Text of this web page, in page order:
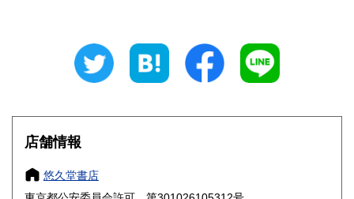
430円 三重県
大阪府
奈良県
店舗情報
悠久堂書店